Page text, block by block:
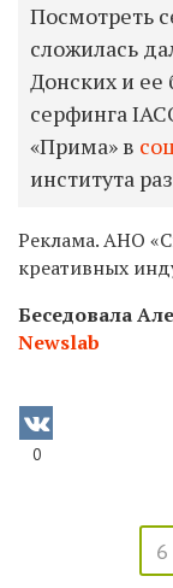
Посмотреть
сложилась
Донских и
серфинга
«Прима» в
института
Реклама. АНО
креативных
Беседовала
Newslab
0
6